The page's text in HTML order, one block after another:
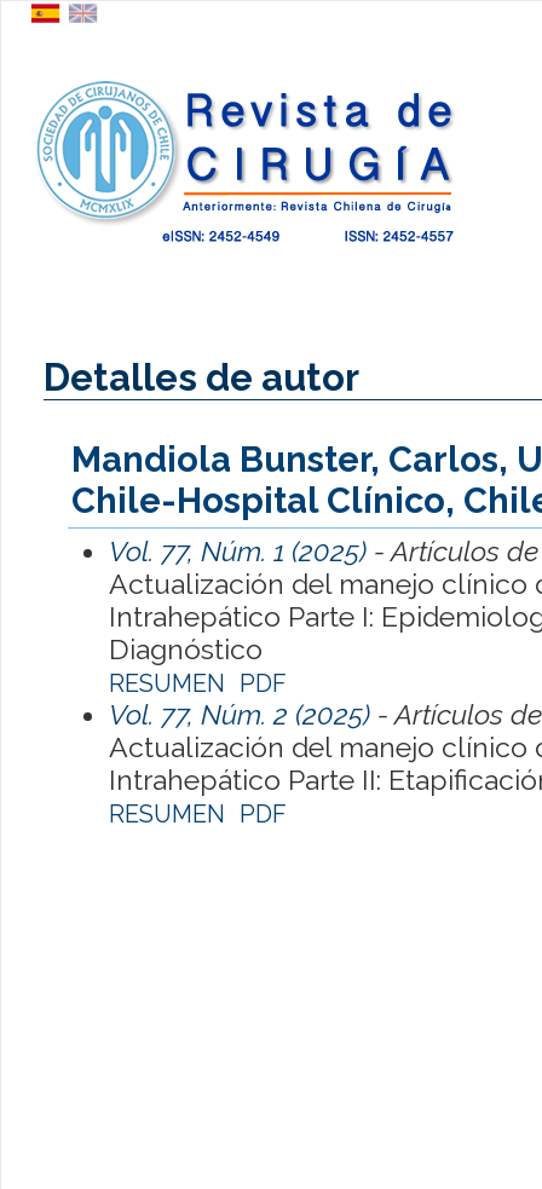
Detalles de autor
Mandiola Bunster, Carlos,
Chile-Hospital Clínico,
Vol. 77, Núm. 1 (2025)- Artículos de
Actualización del manejo clínico
Intrahepático Parte I:
Diagnóstico
RESUMEN PDF
Vol. 77, Núm. 2 (2025)- Artículos
Actualización del manejo clínico
Intrahepático Parte II:
RESUMEN PDF